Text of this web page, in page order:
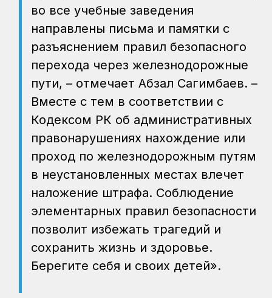
во все учебные заведения
направлены письма и памятки с
разъяснением правил безопасного
перехода через железнодорожные
пути, – отмечает Абзал Сагимбаев. –
Вместе с тем в соответствии с
Кодексом РК об административных
правонарушениях нахождение или
проход по железнодорожным путям
в неустановленных местах влечет
наложение штрафа. Соблюдение
элементарных правил безопасности
позволит избежать трагедий и
сохранить жизнь и здоровье.
Берегите себя и своих детей».